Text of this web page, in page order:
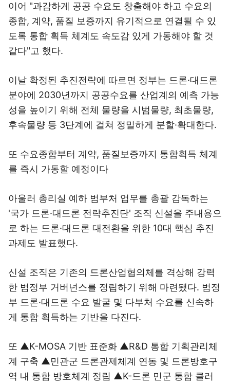
이어 "과감하게 공공 수요도 창출해야 하고 수요의
종합, 계약, 품질 보증까지 유기적으로 연결될 수 있
도록 통합 획득 체계도 속도감 있게 가동해야 할 것
같다"고 했다.
이날 확정된 추진전략에 따르면 정부는 드론·대드론
분야에 2030년까지 공공수요를 산업계의 예측 가능
성을 높이기 위해 전체 물량을 시범물량, 최초물량,
후속물량 등 3단계에 걸쳐 정밀하게 분할·확대한다.
또 수요종합부터 계약, 품질보증까지 통합획득 체계
를 즉시 가동할 예정이다
아울러 총리실 예하 범부처 업무를 총괄 감독하는
'국가 드론·대드론 전략추진단' 조직 신설을 주내용으
로 하는 드론·대드론 대전환을 위한 10대 핵심 추진
과제도 발표했다.
신설 조직은 기존의 드론산업협의체를 격상해 강력
한 범정부 거버넌스를 정립하기 위해 마련됐다. 범정
부 드론·대드론 수요 발굴 및 다부처 수요를 신속하
게 통합 획득하는 기반을 다진다.
또 ▲K-MOSA 기반 표준화 ▲R&D 통합 기획관리체
계 구축 ▲민관군 드론관제체계 연동 및 드론방호구
역 내 통합 방호체계 정립 ▲K-드론 민군 통합 클러